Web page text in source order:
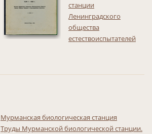
станции
Ленинградского
общества
естествоиспытателей
Мурманская биологическая станция
Труды Мурманской биологической станции.